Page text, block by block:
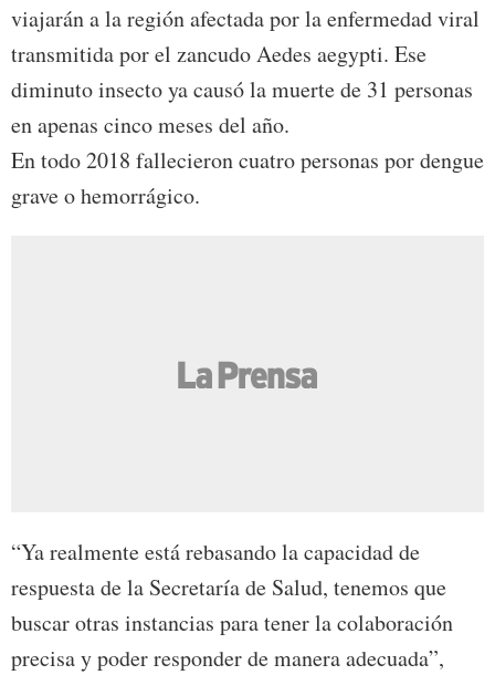
viajarán a la región afectada por la enfermedad viral
transmitida por el zancudo Aedes aegypti. Ese
diminuto insecto ya causó la muerte de 31 personas
en apenas cinco meses del año.
En todo 2018 fallecieron cuatro personas por dengue
grave o hemorrágico.
“Ya realmente está rebasando la capacidad de
respuesta de la Secretaría de Salud, tenemos que
buscar otras instancias para tener la colaboración
precisa y poder responder de manera adecuada”,